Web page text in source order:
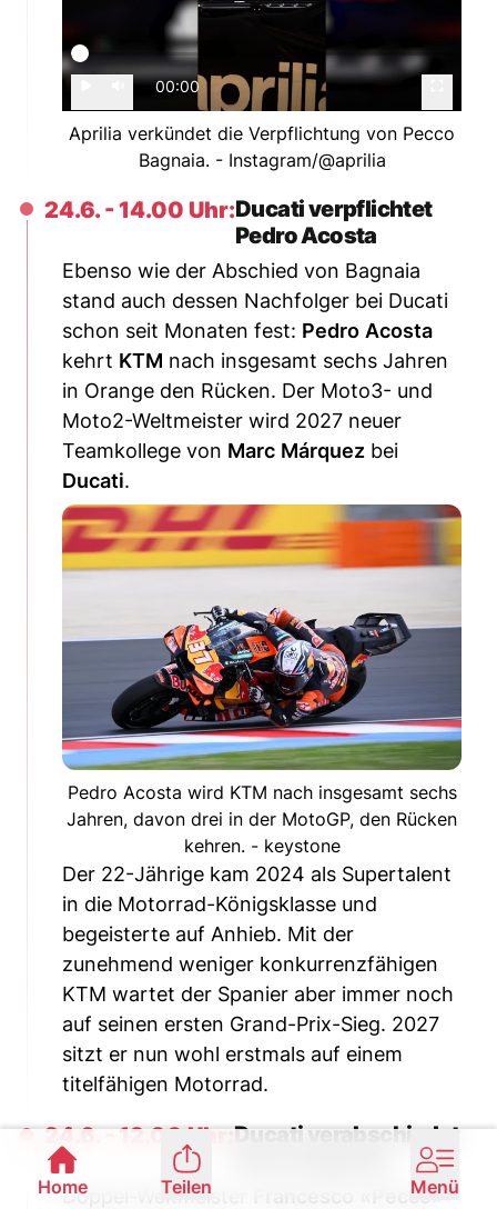
00:00
Aprilia verkündet die Verpflichtung von Pecco
Bagnaia. - Instagram/@aprilia
24.6. - 14.00 Uhr:Ducati verpflichtet
Pedro Acosta
Ebenso wie der Abschied von Bagnaia
stand auch dessen Nachfolger bei Ducati
schon seit Monaten fest: Pedro Acosta
kehrt KTM nach insgesamt sechs Jahren
in Orange den Rücken. Der Moto3- und
Moto2-Weltmeister wird 2027 neuer
Teamkollege von Marc Márquez bei
Ducati.
Pedro Acosta wird KTM nach insgesamt sechs
Jahren, davon drei in der MotoGP, den Rücken
kehren. - keystone
Der 22-Jährige kam 2024 als Supertalent
in die Motorrad-Königsklasse und
begeisterte auf Anhieb. Mit der
zunehmend weniger konkurrenzfähigen
KTM wartet der Spanier aber immer noch
auf seinen ersten Grand-Prix-Sieg. 2027
sitzt er nun wohl erstmals auf einem
titelfähigen Motorrad.
24.6. - 12.00 Uhr: Ducati verabschiedet
Doppel-Weltmeister «Pecco»
Home Teilen Menü